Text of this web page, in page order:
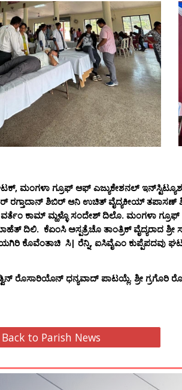
ಮಂಗಳಾ ಗ್ರೂಫ್‌ ಆಫ್‌ ಎಜ್ಯುಕೇಶನಲ್‌
ರಗ್ತಾದಾನ್‌ ಶಿಬಿರ್‌ ಆನಿ ಉಚಿತ್‌ ವೈದ್ಯಕೀಯ್‌
ಕಾಮ್‌ ಮ್ಹಳ್ಳೊ ಸಂದೇಶ್‌ ದಿಲೊ. ಮಂಗಳಾ
ದಿಲಿ. ಕೆಏಂಸಿ ಅಸ್ಪತ್ರೆಚೊ ತಾಂತ್ರಿಕ್‌ ವೈದ್ಯರಾದ
ಸಿ| ರೆನ್ನಿ, ಐಸಿವೈಎಂ ಕುಪ್ಪೆಪದವು
ರೊಸಾರಿಯೊನ್‌ ಧನ್ಯವಾದ್‌ ಪಾಟಯ್ಲೆ. ಶ್ರೀ
Back to Parish News